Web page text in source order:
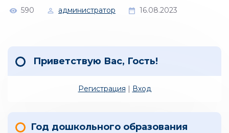
590 администратор 16.08.2023
Приветствую Вас, Гость!
Регистрация | Вход
Год дошкольного образования